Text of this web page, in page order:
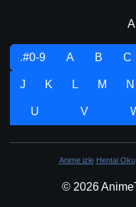
.#0-9 A B C
J K L M N
U V
Anime izle Hentai Oku
© 2026